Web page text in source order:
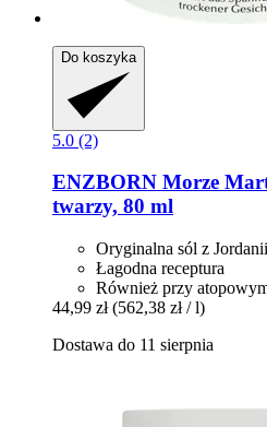
Do koszyka
5.0 (2)
ENZBORN Morze
twarzy, 80 ml
Oryginalna sól z Jordanii
Łagodna receptura
Również przy
44,99 zł (562,38 zł / l)
Dostawa do 11 sierpnia